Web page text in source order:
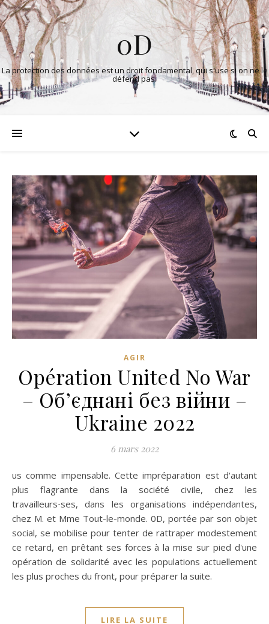
0D
La protection des données est un droit fondamental, qui s'use si on ne le
défend pas.
AGIR
Opération United No War
– Об’єднані без війни –
Ukraine 2022
6 mars 2022
us comme impensable. Cette impréparation est d'autant
plus flagrante dans la société civile, chez les
travailleurs⋅ses, dans les organisations indépendantes,
chez M. et Mme Tout-le-monde. 0D, portée par son objet
social, se mobilise pour tenter de rattraper modestement
ce retard, en prêtant ses forces à la mise sur pied d'une
opération de solidarité avec les populations actuellement
les plus proches du front, pour préparer la suite.
LIRE LA SUITE